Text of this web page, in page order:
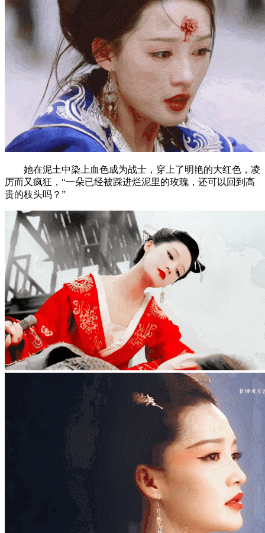
她在泥土中染上血色成为战士，穿上了明艳的大红色，凌
厉而又疯狂，“一朵已经被踩进烂泥里的玫瑰，还可以回到高
贵的枝头吗？”